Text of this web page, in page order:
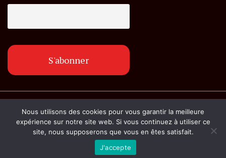
© Copyright lemagazineinfo.fr. Tous droits
réservés.
Nous utilisons des cookies pour vous garantir la meilleure
expérience sur notre site web. Si vous continuez à utiliser ce
site, nous supposerons que vous en êtes satisfait.
J'accepte